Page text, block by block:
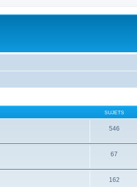
SUJETS
546
67
162